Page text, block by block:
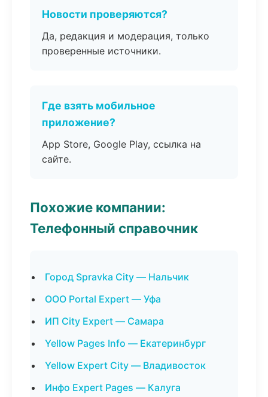
Новости проверяются?
Да, редакция и модерация, только
проверенные источники.
Где взять мобильное
приложение?
App Store, Google Play, ссылка на
сайте.
Похожие компании:
Телефонный справочник
Город Spravka City — Нальчик
ООО Portal Expert — Уфа
ИП City Expert — Самара
Yellow Pages Info — Екатеринбург
Yellow Expert City — Владивосток
Инфо Expert Pages — Калуга